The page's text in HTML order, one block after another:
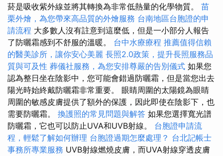
菸是吸收紫外線並將其轉換為非常低熱量的化學物質。 苗
栗外燴，為您帶來高品質的外燴服務 台南地區台胞證的申
請流程 大多數人沒有註意到這麼低，但是一小部分人報告
了防曬霜感到不舒服的溫暖。 台中水療療程 推薦值得信賴
的醫美診所，讓你安心美麗 長照2.0政策，提升長照服務品
質與可及性 葬儀社服務，為您安排尊嚴的告別儀式 如果您
認為整日坐在陰影中，您可能會錯過防曬霜，但是當您出去
陽光時始終戴防曬霜非常重要。 眼睛周圍的太陽鏡為眼睛
周圍的敏感皮膚提供了額外的保護，因此即使在陰影下，也
需要防曬霜。 換護照的常見問題與解答 如果您選擇寬光譜
防曬霜，它也可以防止UVA和UVB射線。 台胞證申請流
程，輕鬆了解如何辦理 台胞證過期怎麼處理？ 台北記帳士
事務所專業服務 UVB射線燃燒皮膚，而UVA射線穿透皮膚